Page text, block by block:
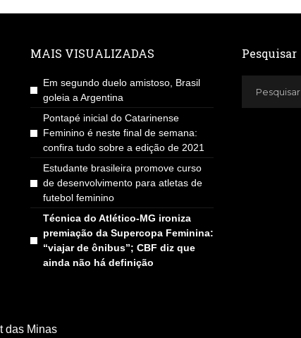
MAIS VISUALIZADAS
Em segundo duelo amistoso, Brasil
goleia a Argentina
Pontapé inicial do Catarinense
Feminino é neste final de semana:
confira tudo sobre a edição de 2021
Estudante brasileira promove curso
de desenvolvimento para atletas de
futebol feminino
Técnica do Atlético-MG ironiza
premiação da Supercopa Feminina:
“viajar de ônibus”; CBF diz que
ainda não há definição
Pesquisar